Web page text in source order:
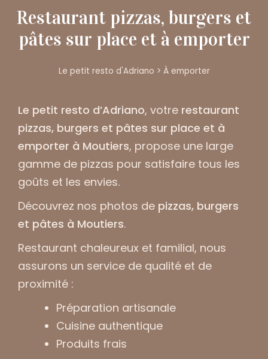
Restaurant pizzas, burgers et
pâtes sur place et à emporter
Le petit resto d'Adriano > À emporter
Le petit resto d’Adriano, votre restaurant
pizzas, burgers et pâtes sur place et à
emporter à Moutiers, propose une large
gamme de pizzas pour satisfaire tous les
goûts et les envies.
Découvrez nos photos de pizzas, burgers
et pâtes à Moutiers.
Restaurant chaleureux et familial, nous
assurons un service de qualité et de
proximité :
Préparation artisanale
Cuisine authentique
Produits frais